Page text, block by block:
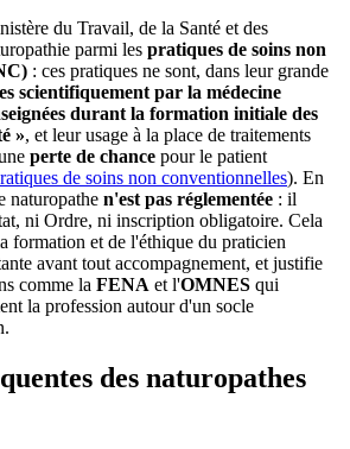
du Travail, de la Santé et des
parmi les pratiques de soins non
: ces pratiques ne sont, dans leur grande
scientifiquement par la médecine
durant la formation initiale des
», et leur usage à la place de traitements
perte de chance pour le patient
de soins non conventionnelles). En
naturopathe n'est pas réglementée : il
ni Ordre, ni inscription obligatoire. Cela
formation et de l'éthique du praticien
avant tout accompagnement, et justifie
comme la FENA et l'OMNES qui
la profession autour d'un socle
des naturopathes